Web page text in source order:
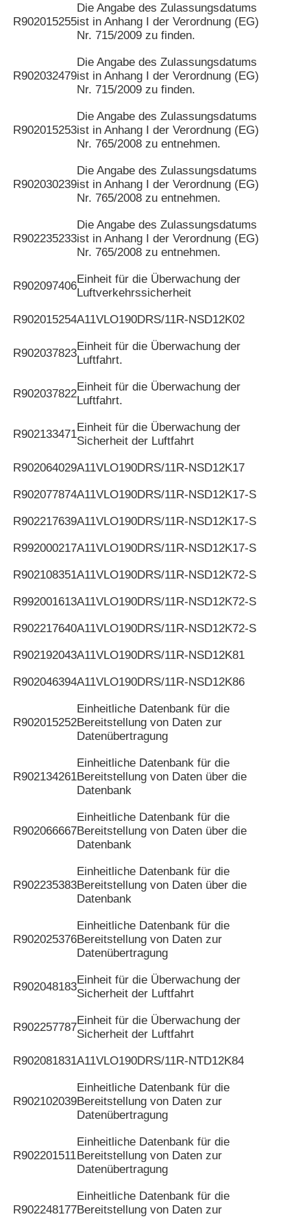
R902015255
Die Angabe des Zulassungsdatums
ist in Anhang I der Verordnung (EG)
Nr. 715/2009 zu finden.
R902032479
Die Angabe des Zulassungsdatums
ist in Anhang I der Verordnung (EG)
Nr. 715/2009 zu finden.
R902015253
Die Angabe des Zulassungsdatums
ist in Anhang I der Verordnung (EG)
Nr. 765/2008 zu entnehmen.
R902030239
Die Angabe des Zulassungsdatums
ist in Anhang I der Verordnung (EG)
Nr. 765/2008 zu entnehmen.
R902235233
Die Angabe des Zulassungsdatums
ist in Anhang I der Verordnung (EG)
Nr. 765/2008 zu entnehmen.
R902097406
Einheit für die Überwachung der
Luftverkehrssicherheit
R902015254A11VLO190DRS/11R-NSD12K02
R902037823
Einheit für die Überwachung der
Luftfahrt.
R902037822
Einheit für die Überwachung der
Luftfahrt.
R902133471
Einheit für die Überwachung der
Sicherheit der Luftfahrt
R902064029A11VLO190DRS/11R-NSD12K17
R902077874A11VLO190DRS/11R-NSD12K17-S
R902217639A11VLO190DRS/11R-NSD12K17-S
R992000217A11VLO190DRS/11R-NSD12K17-S
R902108351A11VLO190DRS/11R-NSD12K72-S
R992001613A11VLO190DRS/11R-NSD12K72-S
R902217640A11VLO190DRS/11R-NSD12K72-S
R902192043A11VLO190DRS/11R-NSD12K81
R902046394A11VLO190DRS/11R-NSD12K86
R902015252
Einheitliche Datenbank für die
Bereitstellung von Daten zur
Datenübertragung
R902134261
Einheitliche Datenbank für die
Bereitstellung von Daten über die
Datenbank
R902066667
Einheitliche Datenbank für die
Bereitstellung von Daten über die
Datenbank
R902235383
Einheitliche Datenbank für die
Bereitstellung von Daten über die
Datenbank
R902025376
Einheitliche Datenbank für die
Bereitstellung von Daten zur
Datenübertragung
R902048183
Einheit für die Überwachung der
Sicherheit der Luftfahrt
R902257787
Einheit für die Überwachung der
Sicherheit der Luftfahrt
R902081831A11VLO190DRS/11R-NTD12K84
R902102039
Einheitliche Datenbank für die
Bereitstellung von Daten zur
Datenübertragung
R902201511
Einheitliche Datenbank für die
Bereitstellung von Daten zur
Datenübertragung
R902248177
Einheitliche Datenbank für die
Bereitstellung von Daten zur